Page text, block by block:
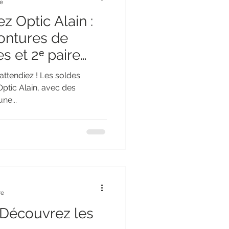
Optic Alain :
de
et 2ᵉ paire
! Les soldes
Alain, avec des
les